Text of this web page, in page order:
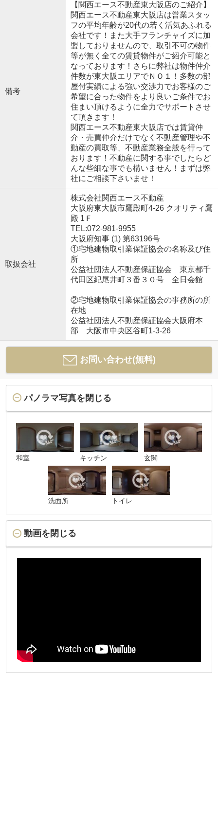
備考
【関西エース不動産東大阪店のご紹介】
関西エース不動産東大阪店は営業スタッ
フの平均年齢が20代の若く活気あふれる
会社です！また大手フランチャイズに加
盟しておりませんので、取引不可の物件
等が無く全ての賃貸物件がご紹介可能と
なっております！さらに弊社は物件仲介
件数が東大阪エリアでＮＯ１！多数の部
屋付実績による強い交渉力でお客様のご
希望に合った物件をより良いご条件でお
住まい頂けるように全力でサポートさせ
て頂きます！
関西エース不動産東大阪店では賃貸仲
介・売買仲介だけでなく不動産管理や不
動産の買取等、不動産業務全般を行って
おります！不動産に関する事でしたらど
んな些細な事でも構いません！まずは弊
社にご相談下さいませ！
取扱会社
株式会社関西エース不動産
大阪府東大阪市鷹殿町4-26 クオリティ鷹
殿 1Ｆ
TEL:072-981-9955
大阪府知事 (1) 第63196号
①宅地建物取引業保証協会の名称及び住
所
公益社団法人不動産保証協会 東京都千
代田区紀尾井町３番３０号 全日会館
②宅地建物取引業保証協会の事務所の所
在地
公益社団法人不動産保証協会大阪府本
部 大阪市中央区谷町1-3-26
お問い合わせ(無料)
パノラマ写真を閉じる
和室 キッチン 玄関
洗面所 トイレ
動画を閉じる